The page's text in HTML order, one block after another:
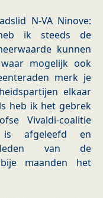
N-VA Ninove:
ik steeds de
kunnen
mogelijk ook
merk je
elkaar
heb ik het gebrek
Vivaldi-coalitie
is afgeleefd en
van de
maanden het